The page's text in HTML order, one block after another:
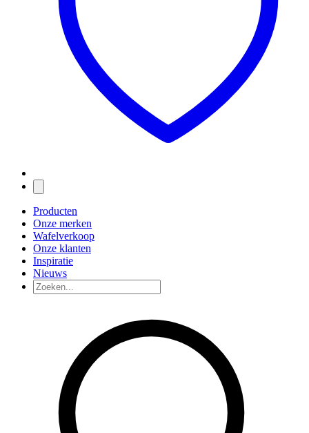
Producten
Onze merken
Wafelverkoop
Onze klanten
Inspiratie
Nieuws